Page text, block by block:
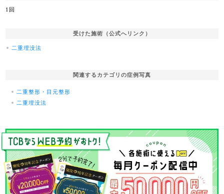
1回
受けた施術（公式へリンク）
二重埋没法
関連するカテゴリの症例写真
二重整形・目元整形
二重埋没法